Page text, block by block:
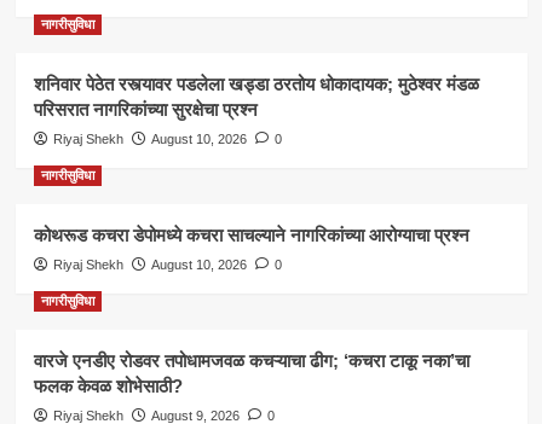
नागरीसुविधा
शनिवार पेठेत रस्त्यावर पडलेला खड्डा ठरतोय धोकादायक; मुठेश्वर मंडळ
परिसरात नागरिकांच्या सुरक्षेचा प्रश्न
Riyaj Shekh August 10, 2026 0
नागरीसुविधा
कोथरूड कचरा डेपोमध्ये कचरा साचल्याने नागरिकांच्या आरोग्याचा प्रश्न
Riyaj Shekh August 10, 2026 0
नागरीसुविधा
वारजे एनडीए रोडवर तपोधामजवळ कचऱ्याचा ढीग; ‘कचरा टाकू नका’चा
फलक केवळ शोभेसाठी?
Riyaj Shekh August 9, 2026 0